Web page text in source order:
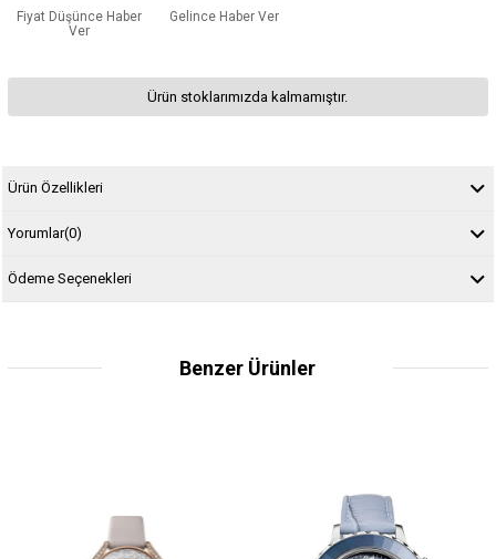
Fiyat Düşünce Haber
Ver
Gelince Haber Ver
Ürün stoklarımızda kalmamıştır.
Ürün Özellikleri
Yorumlar(0)
Ödeme Seçenekleri
Benzer Ürünler